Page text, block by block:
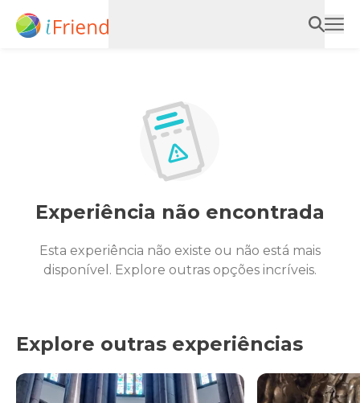
Experiência não encontrada
Esta experiência não existe ou não está mais
disponível. Explore outras opções incríveis.
Explore outras experiências